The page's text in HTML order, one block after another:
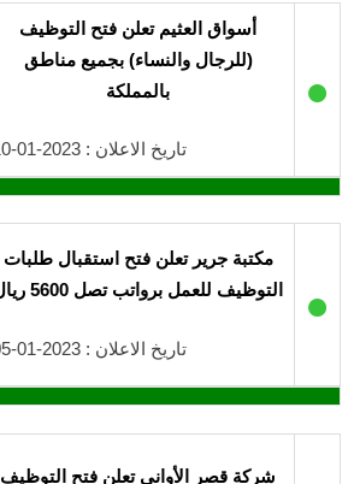
●
أسواق العثيم تعلن فتح التوظيف
(للرجال والنساء) بجميع مناطق
بالمملكة
تاريخ الاعلان : 2023-01-10
●
مكتبة جرير تعلن فتح استقبال طلبات
التوظيف للعمل برواتب تصل 5600 ريال
تاريخ الاعلان : 2023-01-05
شركة قصر الأواني تعلن فتح التوظيف